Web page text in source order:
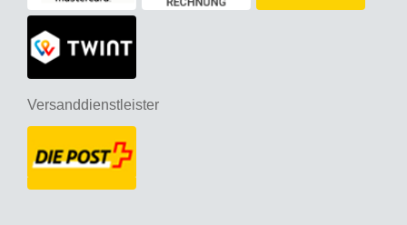
Versanddienstleister